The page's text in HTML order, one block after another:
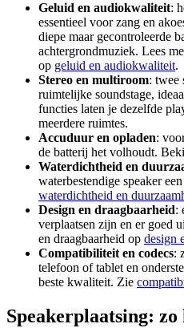
Geluid en audiokwaliteit:
essentieel voor zang en
diepe maar gecontroleerde
achtergrondmuziek. Lees
op geluid en audiokwaliteit.
Stereo en multiroom: twee
ruimtelijke soundstage,
functies laten je dezelfde
meerdere ruimtes.
Accuduur en opladen:
de batterij het volhoudt.
Waterdichtheid en
waterbestendige speaker
waterdichtheid en
Design en draagbaarheid:
verplaatsen zijn en er goed
en draagbaarheid op design
Compatibiliteit en codecs:
telefoon of tablet en
beste kwaliteit. Zie
Speakerplaatsing: